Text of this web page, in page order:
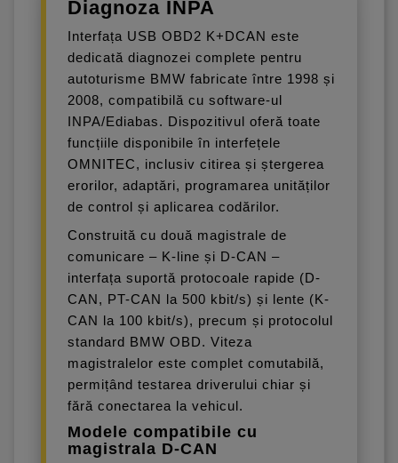
Diagnoza INPA
Interfața USB OBD2 K+DCAN este
dedicată diagnozei complete pentru
autoturisme BMW fabricate între 1998 și
2008, compatibilă cu software-ul
INPA/Ediabas. Dispozitivul oferă toate
funcțiile disponibile în interfețele
OMNITEC, inclusiv citirea și ștergerea
erorilor, adaptări, programarea unităților
de control și aplicarea codărilor.
Construită cu două magistrale de
comunicare – K-line și D-CAN –
interfața suportă protocoale rapide (D-
CAN, PT-CAN la 500 kbit/s) și lente (K-
CAN la 100 kbit/s), precum și protocolul
standard BMW OBD. Viteza
magistralelor este complet comutabilă,
permițând testarea driverului chiar și
fără conectarea la vehicul.
Modele compatibile cu
magistrala D-CAN